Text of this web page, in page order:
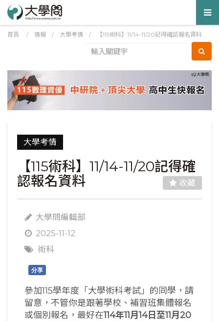
首頁 / 情報 / 大學考情 / 【115術科】11/14-11/20記得確認報名資料
大學考情
【115術科】11/14-11/20記得確
認報名資料
收藏
大學問編輯部
2025-11-12
術科
分享
參加115學年度「大學術科考試」的同學，請
留意，不管你是跟著學校、補習班集體報名
或個別報名，最好在114年11月14日至11月20